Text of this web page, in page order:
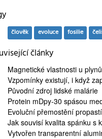
člověk evoluce fosilie
články
Magnetické vlastnosti u plynů
Vzpomínky existují, i když
Původní zdroj lidské malárie
Protein mDpy-30 spásou
Evoluční přemostění propastí
Jak souvisí kvalita spánku s
Vytvořen transparentní